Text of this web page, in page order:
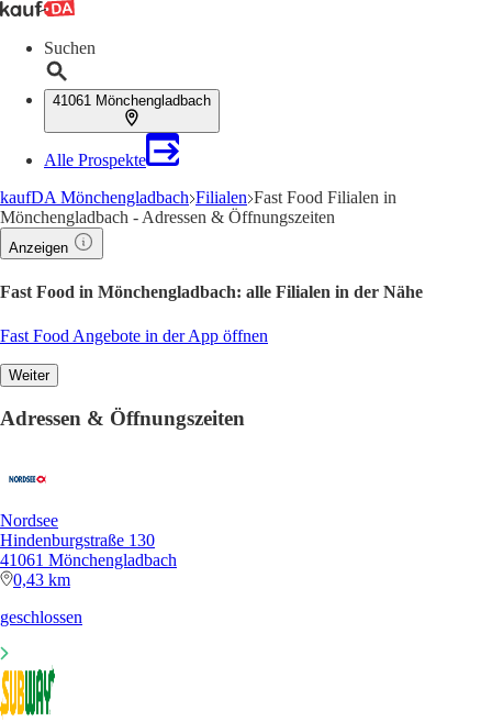
Suchen
41061 Mönchengladbach
Alle Prospekte
kaufDA Mönchengladbach Filialen Fast Food Filialen in
Mönchengladbach - Adressen & Öffnungszeiten
Anzeigen
Fast Food in Mönchengladbach: alle Filialen in der Nähe
Fast Food Angebote in der App öffnen
Weiter
Adressen & Öffnungszeiten
Nordsee
Hindenburgstraße 130
41061 Mönchengladbach
0,43 km
geschlossen